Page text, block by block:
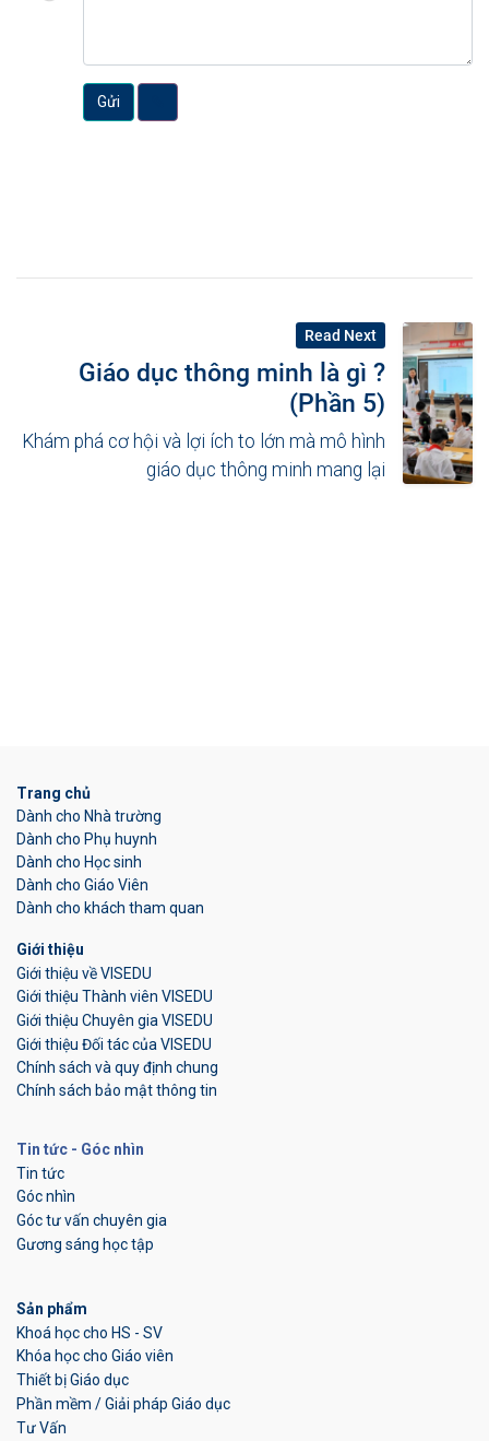
Gửi
Read Next
Giáo dục thông minh là gì ?
(Phần 5)
Khám phá cơ hội và lợi ích to lớn mà mô hình
giáo dục thông minh mang lại
Trang chủ
Dành cho Nhà trường
Dành cho Phụ huynh
Dành cho Học sinh
Dành cho Giáo Viên
Dành cho khách tham quan
Giới thiệu
Giới thiệu về VISEDU
Giới thiệu Thành viên VISEDU
Giới thiệu Chuyên gia VISEDU
Giới thiệu Đối tác của VISEDU
Chính sách và quy định chung
Chính sách bảo mật thông tin
Tin tức - Góc nhìn
Tin tức
Góc nhìn
Góc tư vấn chuyên gia
Gương sáng học tập
Sản phẩm
Khoá học cho HS - SV
Khóa học cho Giáo viên
Thiết bị Giáo dục
Phần mềm / Giải pháp Giáo dục
Tư Vấn